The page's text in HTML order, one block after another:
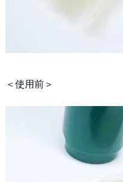
＜使用前＞